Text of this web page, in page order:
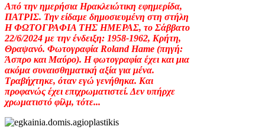
Από την ημερήσια Ηρακλειώτικη εφημερίδα,
ΠΑΤΡΙΣ. Την είδαμε δημοσιευμένη στη στήλη
Η ΦΩΤΟΓΡΑΦΙΑ ΤΗΣ ΗΜΕΡΑΣ, το Σάββατο
22/6/2024 με την ένδειξη: 1958-1962, Κρήτη,
Θραψανό. Φωτογραφία Roland Hame (πηγή:
Άσπρο και Μαύρο). Η φωτογραφία έχει και μια
ακόμα συναισθηματική αξία για μένα.
Τραβήχτηκε, όταν εγώ γενήθηκα. Και
προφανώς έχει επιχρωματιστεί. Δεν υπήρχε
χρωματιστό φίλμ, τότε...